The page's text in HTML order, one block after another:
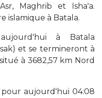
Maghrib et Isha'a.
islamique à Batala.
à Batala
et se termineront à
à 3682,57 km Nord
pour aujourd'hui 04:08